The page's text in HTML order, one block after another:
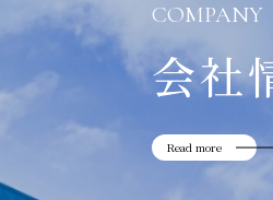
COMPANY
会社
Read more